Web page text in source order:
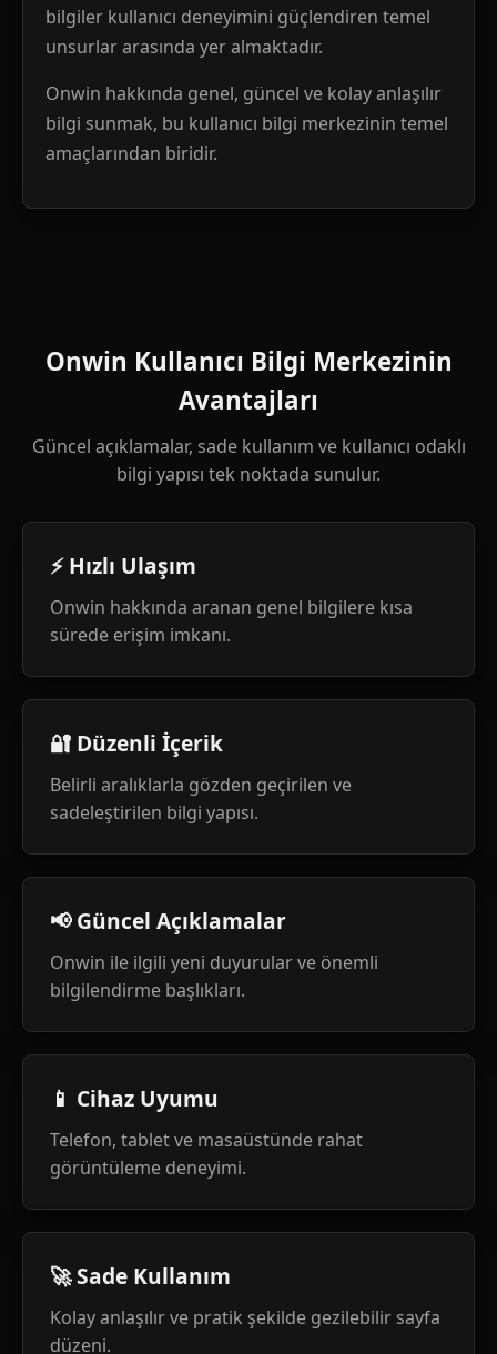
bilgiler kullanıcı deneyimini güçlendiren temel
unsurlar arasında yer almaktadır.
Onwin hakkında genel, güncel ve kolay anlaşılır
bilgi sunmak, bu kullanıcı bilgi merkezinin temel
amaçlarından biridir.
Onwin Kullanıcı Bilgi Merkezinin
Avantajları
Güncel açıklamalar, sade kullanım ve kullanıcı odaklı
bilgi yapısı tek noktada sunulur.
⚡ Hızlı Ulaşım
Onwin hakkında aranan genel bilgilere kısa
sürede erişim imkanı.
🔐 Düzenli İçerik
Belirli aralıklarla gözden geçirilen ve
sadeleştirilen bilgi yapısı.
📢 Güncel Açıklamalar
Onwin ile ilgili yeni duyurular ve önemli
bilgilendirme başlıkları.
📱 Cihaz Uyumu
Telefon, tablet ve masaüstünde rahat
görüntüleme deneyimi.
🚀 Sade Kullanım
Kolay anlaşılır ve pratik şekilde gezilebilir sayfa
düzeni.